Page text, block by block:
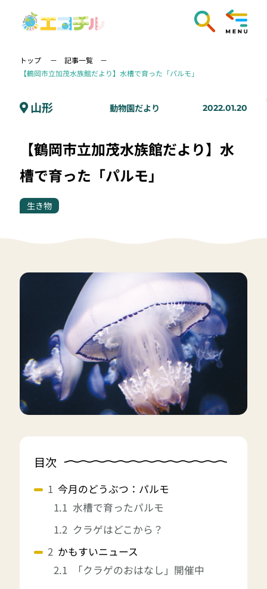
トップ
記事一覧
【鶴岡市立加茂水族館だより】水槽で育った「パルモ」
山形 動物園だより 2022.01.20
【鶴岡市立加茂水族館だより】水
槽で育った「パルモ」
生き物
目次
今月のどうぶつ：パルモ
水槽で育ったパルモ
クラゲはどこから？
かもすいニュース
「クラゲのおはなし」開催中